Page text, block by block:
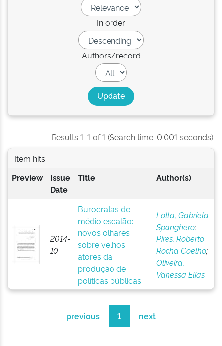
In order
Authors/record
Results 1-1 of 1 (Search time: 0.001 seconds).
Item hits:
Preview
Issue
Date
Title Author(s)
2014-
10
Burocratas de
médio escalão:
novos olhares
sobre velhos
atores da
produção de
políticas públicas
Lotta, Gabriela
Spanghero;
Pires, Roberto
Rocha Coelho;
Oliveira,
Vanessa Elias
previous 1 next